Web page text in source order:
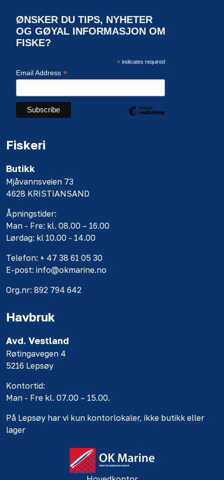
ØNSKER DU TIPS, NYHETER
OG GØYAL INFORMASJON OM
FISKE?
*indicates required
Email Address *
Fiskeri
Butikk
Mjåvannsveien 73
4628 KRISTIANSAND
Åpningstider:
Man - Fre: kl. 08.00 – 16.00
Lørdag: kl 10.00 - 14.00
Telefon: + 47 38 61 05 30
E-post: info@okmarine.no
Org.nr: 892 794 642
Havbruk
Avd. Vestland
Røtingavegen 4
5216 Lepsøy
Kontortid:
Man - Fre kl. 07.00 – 15.00.
På Lepsøy har vi kun kontorlokaler, ikke butikk eller
lager